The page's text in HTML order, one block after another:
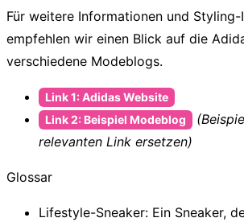
Für weitere Informationen und
empfehlen wir einen Blick auf die
verschiedene Modeblogs.
Link 1: Adidas Website
Link 2: Beispiel Modeblog
relevanten Link ersetzen)
Glossar
Lifestyle-Sneaker: Ein Sneaker,